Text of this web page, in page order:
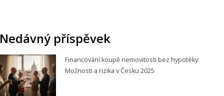
Nedávný příspěvek
Financování koupě nemovitosti bez hypotéky:
Možnosti a rizika v Česku 2025